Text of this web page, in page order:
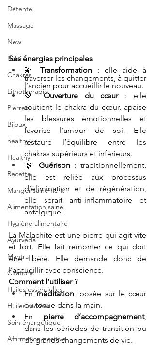
Détente
Massage
New
Reiki
Chakras
Lithothérapie
Pierres
Bijoux
healthy
Healthy
Recette
Manger sainement
Alimentation saine
Hygiène alimentaire
Ayurveda
Mantra
Citations
Huiles essentielles
Huiles sacrées
Soin énergétique
Affirmation positive
Ses énergies principales
💫 Transformation : elle aide à
traverser les changements, à quitter
l’ancien pour accueillir le nouveau.
💚 Ouverture du cœur : elle
soutient le chakra du cœur, apaise
les blessures émotionnelles et
favorise l’amour de soi. Elle
restaure l’équilibre entre les
chakras supérieurs et inférieurs.
🌿 Guérison : traditionnellement,
elle est reliée aux processus
d’élimination et de régénération,
elle serait anti-inflammatoire et
antalgique.
La Malachite est une pierre qui agit vite
et fort. Elle fait remonter ce qui doit
être libéré. Elle demande donc de
l’accueillir avec conscience.
Comment l’utiliser ?
En méditation, posée sur le cœur
ou tenue dans la main.
En pierre d’accompagnement,
dans les périodes de transition ou
de grands changements de vie.